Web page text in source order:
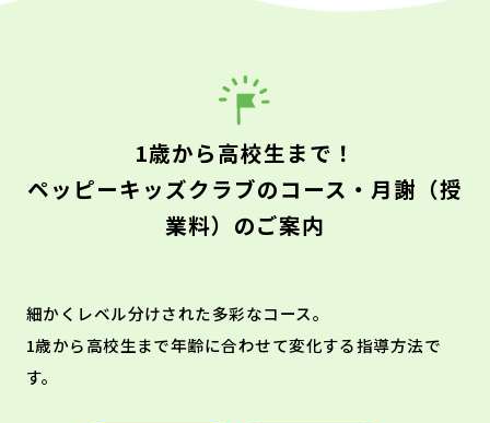
1歳から高校生まで！
ペッピーキッズクラブのコース・月謝（授
業料）のご案内
細かくレベル分けされた多彩なコース。
1歳から高校生まで年齢に合わせて変化する指導方法で
す。